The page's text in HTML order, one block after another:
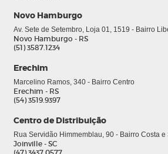
Novo Hamburgo
Av. Sete de Setembro, Loja 01, 1519 - Bairro
Novo Hamburgo - RS
(51) 3587.1234
Erechim
Marcelino Ramos, 340 - Bairro Centro
Erechim - RS
(54) 3519.9397
Centro de Distribuição
Rua Servidão Himmemblau, 90 - Bairro Costa e
Joinville - SC